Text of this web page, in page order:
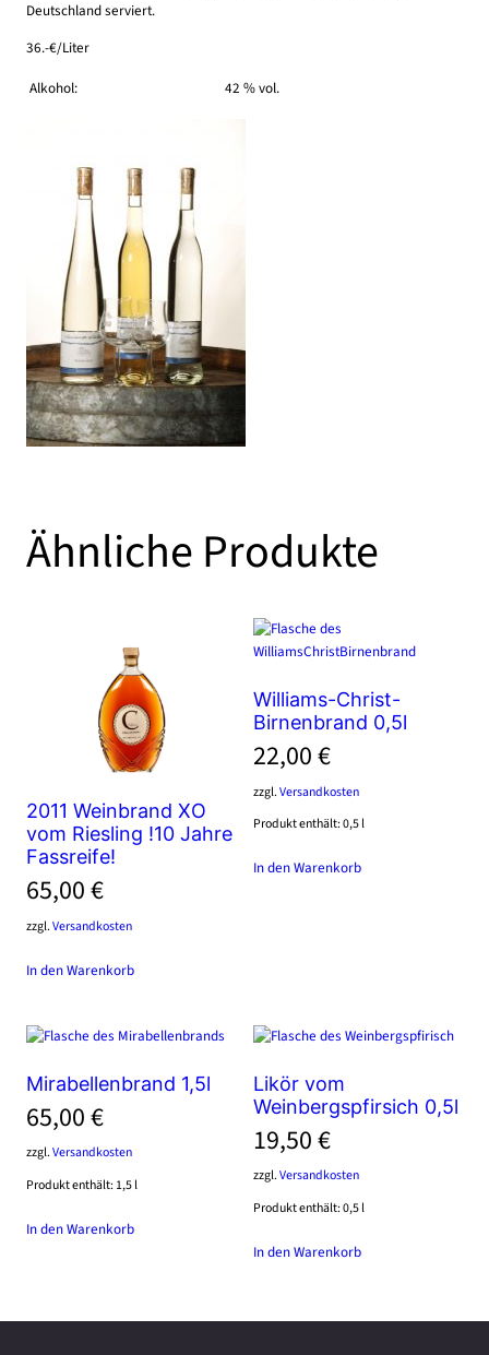
Deutschland serviert.
36.-€/Liter
Alkohol: 42 % vol.
Ähnliche Produkte
2011 Weinbrand XO
vom Riesling !10 Jahre
Fassreife!
65,00€
zzgl.Versandkosten
In den Warenkorb
Williams-Christ-
Birnenbrand 0,5l
22,00€
zzgl.Versandkosten
Produkt enthält: 0,5l
In den Warenkorb
Mirabellenbrand 1,5l
65,00€
zzgl.Versandkosten
Produkt enthält: 1,5l
In den Warenkorb
Likör vom
Weinbergspfirsich 0,5l
19,50€
zzgl.Versandkosten
Produkt enthält: 0,5l
In den Warenkorb